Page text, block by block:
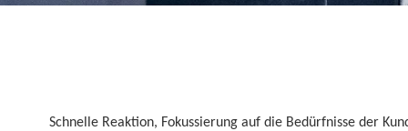
Schnelle Reaktion, Fokussierung auf die Bedürfnisse der